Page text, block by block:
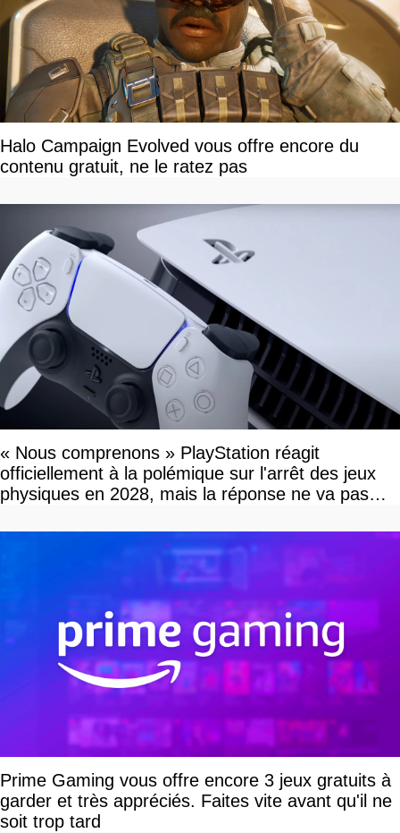
Halo Campaign Evolved vous offre encore du
contenu gratuit, ne le ratez pas
« Nous comprenons » PlayStation réagit
officiellement à la polémique sur l'arrêt des jeux
physiques en 2028, mais la réponse ne va pas
Prime Gaming vous offre encore 3 jeux gratuits à
garder et très appréciés. Faites vite avant qu'il ne
soit trop tard